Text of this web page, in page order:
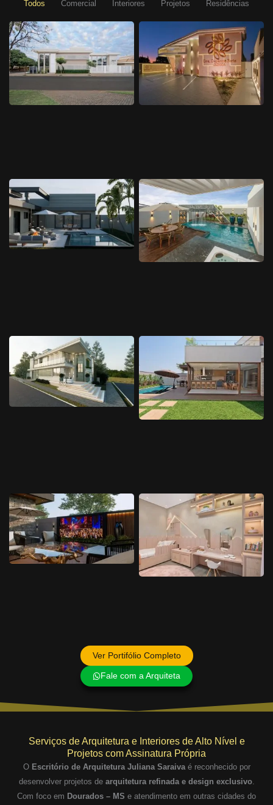
Todos Comercial Interiores Projetos Residências
Ver Portifólio Completo
Fale com a Arquiteta
Serviços de Arquitetura e Interiores de Alto Nível e
Projetos com Assinatura Própria
O Escritório de Arquitetura Juliana Saraivaé reconhecido por
desenvolver projetos de arquitetura refinada e design exclusivo.
Com foco em Dourados – MS e atendimento em outras cidades do